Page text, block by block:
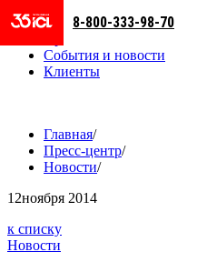
Направления
События и новости
Клиенты
8-800-333-98-70
Главная/
Пресс-центр/
Новости/
12ноября 2014
к списку
Новости